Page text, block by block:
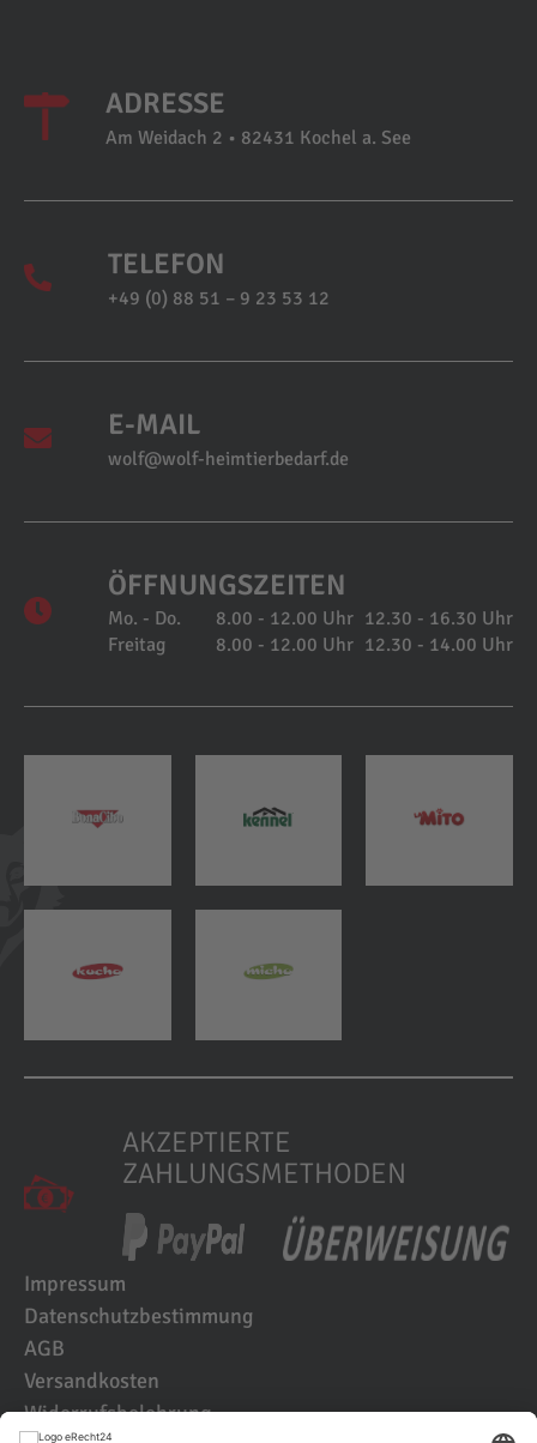
ADRESSE
Am Weidach 2 • 82431 Kochel a. See
TELEFON
+49 (0) 88 51 – 9 23 53 12
E-MAIL
wolf@wolf-heimtierbedarf.de
ÖFFNUNGSZEITEN
Mo. - Do. 8.00 - 12.00 Uhr 12.30 - 16.30 Uhr
Freitag
8.00 - 12.00 Uhr 12.30 - 14.00 Uhr
AKZEPTIERTE
ZAHLUNGSMETHODEN
Impressum
Datenschutzbestimmung
AGB
Versandkosten
Widerrufsbelehrung